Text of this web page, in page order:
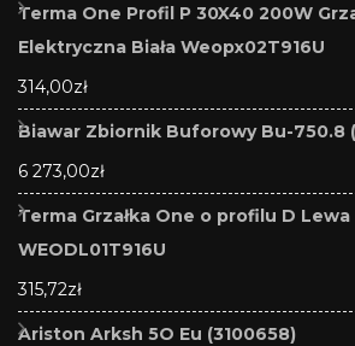
Terma One Profil P 30X40 200W
Elektryczna Biała Weopx02T916U
314,00zł
Biawar Zbiornik Buforowy Bu-750.8
6 273,00zł
Terma Grzałka One o profilu D Lewa
WEODL01T916U
315,72zł
Ariston Arksh 5O Eu (3100658)